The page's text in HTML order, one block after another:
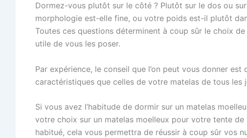
Dormez-vous plutôt sur le côté ? Plutôt sur le dos ou
morphologie est-elle fine, ou votre poids est-il plutôt
Toutes ces questions déterminent à coup sûr le choix
utile de vous les poser.
Par expérience, le conseil que l’on peut vous donner est
caractéristiques que celles de votre matelas de tous les
Si vous avez l’habitude de dormir sur un matelas
votre choix sur un matelas moelleux pour votre tente
habitué, cela vous permettra de réussir à coup sûr vos